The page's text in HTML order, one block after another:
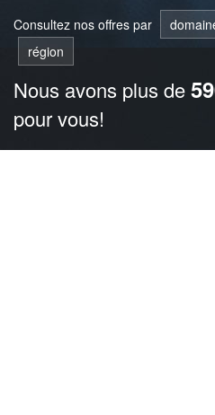
Consultez nos offres par
région
Nous avons plus de
pour vous!